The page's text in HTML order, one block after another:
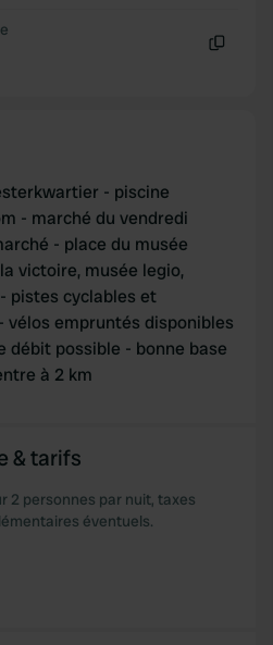
- piscine
- marché du vendredi
- place du musée
victoire, musée legio,
pistes cyclables et
vélos empruntés disponibles
débit possible - bonne base
à 2 km
& tarifs
2 personnes par nuit, taxes
éventuels.